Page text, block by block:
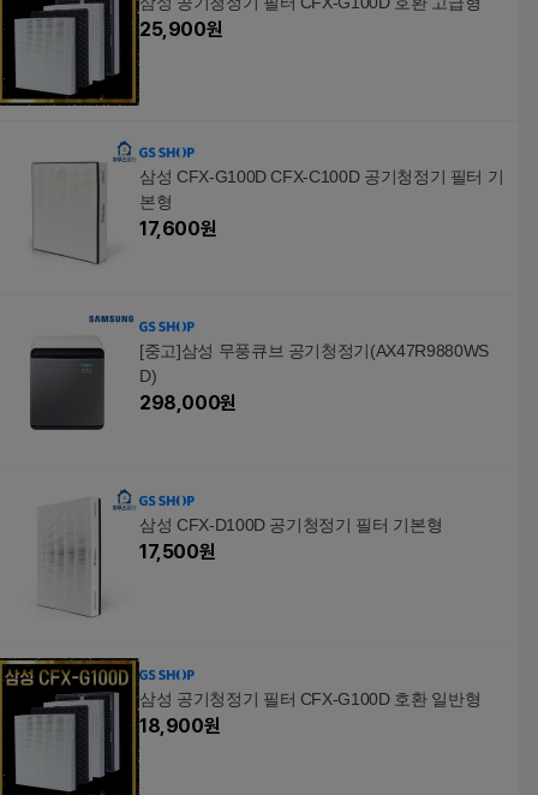
25,900원
삼성 CFX-G100D CFX-C100D 공기청정기 필터 기
본형
17,600원
[중고]삼성 무풍큐브 공기청정기(AX47R9880WS
D)
298,000원
삼성 CFX-D100D 공기청정기 필터 기본형
17,500원
삼성 공기청정기 필터 CFX-G100D 호환 일반형
18,900원